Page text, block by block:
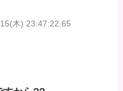
木) 23:47:22.65